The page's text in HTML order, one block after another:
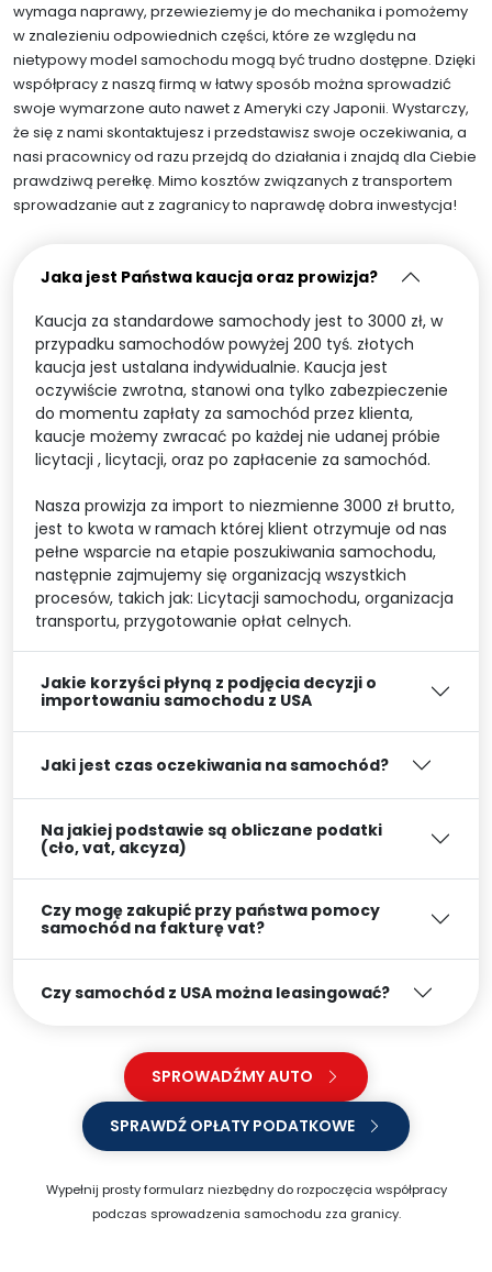
wymaga naprawy, przewieziemy je do mechanika i pomożemy
w znalezieniu odpowiednich części, które ze względu na
nietypowy model samochodu mogą być trudno dostępne. Dzięki
współpracy z naszą firmą w łatwy sposób można sprowadzić
swoje wymarzone auto nawet z Ameryki czy Japonii. Wystarczy,
że się z nami skontaktujesz i przedstawisz swoje oczekiwania, a
nasi pracownicy od razu przejdą do działania i znajdą dla Ciebie
prawdziwą perełkę. Mimo kosztów związanych z transportem
sprowadzanie aut z zagranicy to naprawdę dobra inwestycja!
Jaka jest Państwa kaucja oraz prowizja?
Kaucja za standardowe samochody jest to 3000 zł, w
przypadku samochodów powyżej 200 tyś. złotych
kaucja jest ustalana indywidualnie. Kaucja jest
oczywiście zwrotna, stanowi ona tylko zabezpieczenie
do momentu zapłaty za samochód przez klienta,
kaucje możemy zwracać po każdej nie udanej próbie
licytacji , licytacji, oraz po zapłacenie za samochód.
Nasza prowizja za import to niezmienne 3000 zł brutto,
jest to kwota w ramach której klient otrzymuje od nas
pełne wsparcie na etapie poszukiwania samochodu,
następnie zajmujemy się organizacją wszystkich
procesów, takich jak: Licytacji samochodu, organizacja
transportu, przygotowanie opłat celnych.
Jakie korzyści płyną z podjęcia decyzji o
importowaniu samochodu z USA
Jaki jest czas oczekiwania na samochód?
Na jakiej podstawie są obliczane podatki
(cło, vat, akcyza)
Czy mogę zakupić przy państwa pomocy
samochód na fakturę vat?
Czy samochód z USA można leasingować?
SPROWADŹMY AUTO
SPRAWDŹ OPŁATY PODATKOWE
Wypełnij prosty formularz niezbędny do rozpoczęcia współpracy
podczas sprowadzenia samochodu zza granicy.